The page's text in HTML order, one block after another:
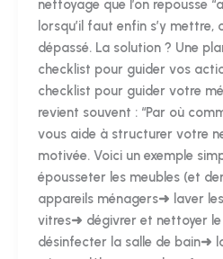
nettoyage que l’on repousse
lorsqu’il faut enfin s’y
dépassé. La solution ? Une
checklist pour guider vos
checklist pour guider votre
revient souvent : “Par où
vous aide à structurer votre
motivée. Voici un exemple
épousseter les meubles (et
appareils ménagers➜ laver
vitres➜ dégivrer et nettoyer
désinfecter la salle de bain➜